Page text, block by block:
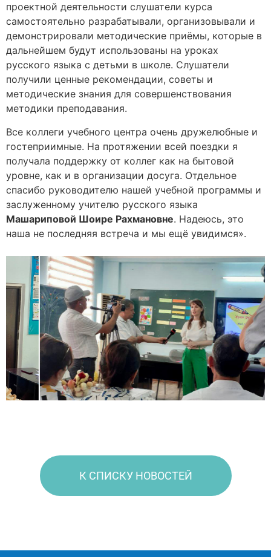
проектной деятельности слушатели курса
самостоятельно разрабатывали, организовывали и
демонстрировали методические приёмы, которые в
дальнейшем будут использованы на уроках
русского языка с детьми в школе. Слушатели
получили ценные рекомендации, советы и
методические знания для совершенствования
методики преподавания.
Все коллеги учебного центра очень дружелюбные и
гостеприимные. На протяжении всей поездки я
получала поддержку от коллег как на бытовой
уровне, как и в организации досуга. Отдельное
спасибо руководителю нашей учебной программы и
заслуженному учителю русского языка
Машариповой Шоире Рахмановне. Надеюсь, это
наша не последняя встреча и мы ещё увидимся».
К СПИСКУ НОВОСТЕЙ